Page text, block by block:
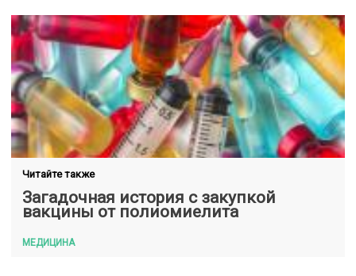
Читайте также
Загадочная история с закупкой
вакцины от полиомиелита
МЕДИЦИНА